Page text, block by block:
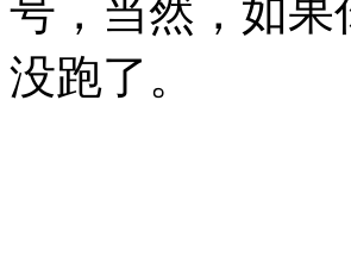
号，当然，如果
没跑了。